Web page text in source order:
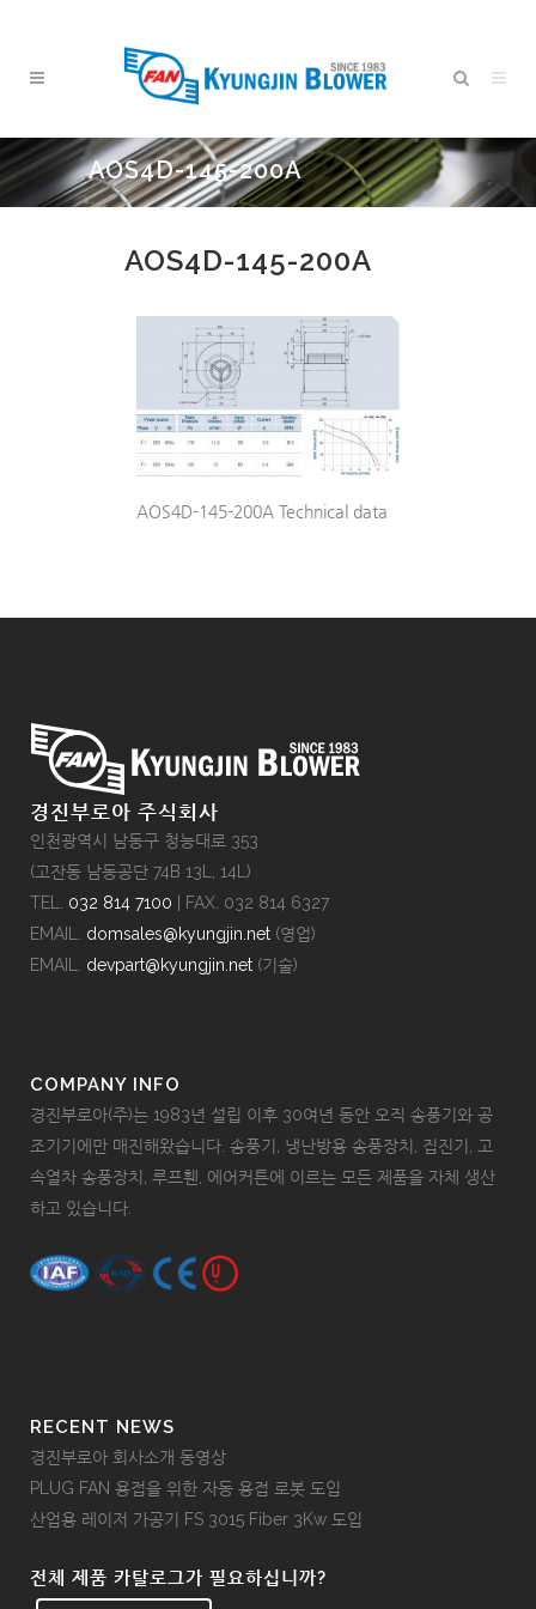
AOS4D-145-200A
AOS4D-145-200A
AOS4D-145-200A Technical data
경진부로아 주식회사
인천광역시 남동구 청능대로 353
(고잔동 남동공단 74B 13L, 14L)
TEL. 032 814 7100 | FAX. 032 814 6327
EMAIL. domsales@kyungjin.net (영업)
EMAIL. devpart@kyungjin.net (기술)
COMPANY INFO
경진부로아(주)는 1983년 설립 이후 30여년 동안 오직 송풍기와 공
조기기에만 매진해왔습니다. 송풍기, 냉난방용 송풍장치, 집진기, 고
속열차 송풍장치, 루프휀, 에어커튼에 이르는 모든 제품을 자체 생산
하고 있습니다.
RECENT NEWS
경진부로아 회사소개 동영상
PLUG FAN 용접을 위한 자동 용접 로봇 도입
산업용 레이저 가공기 FS 3015 Fiber 3Kw 도입
전체 제품 카탈로그가 필요하십니까?